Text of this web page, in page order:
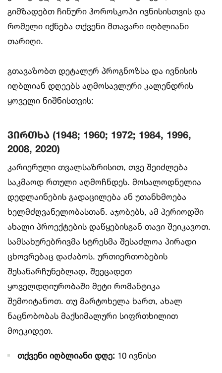
გიმზადებთ ჩინური ჰოროსკოპი ივნისისთვის და
რომელი იქნება თქვენი მთავარი იღბლიანი
თარიღი.
გთავაზობთ დეტალურ პროგნოზსა და ივნისის
იღბლიან დღეებს აღმოსავლური კალენდრის
ყოველი ნიშნისთვის:
ვირთხა (1948; 1960; 1972; 1984, 1996,
2008, 2020)
კარიერული თვალსაზრისით, თვე შეიძლება
საკმაოდ რთული აღმოჩნდეს. მოსალოდნელია
დედლაინების გადაცილება ან უთანხმოება
ხელმძღვანელობასთან. აჯობებს, ამ პერიოდში
ახალი პროექტების დაწყებისგან თავი შეიკავოთ.
სამსახურებრივმა სტრესმა შესაძლოა პირადი
ცხოვრებაც დაძაბოს. ურთიერთობების
შესანარჩუნებლად, შეეცადეთ
ყოველდღიურობაში მეტი რომანტიკა
შემოიტანოთ. თუ მარტოხელა ხართ, ახალ
ნაცნობობას მაქსიმალური სიფრთხილით
მოეკიდეთ.
თქვენი იღბლიანი დღე: 10 ივნისი